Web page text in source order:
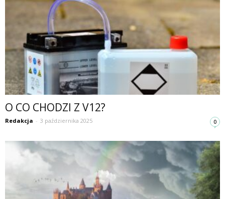
O CO CHODZI Z V12?
Redakcja - 3 października 2025 0